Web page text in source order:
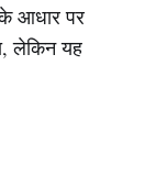
आधार पर
लेकिन यह